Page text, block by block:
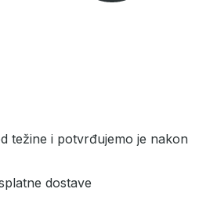
težine i potvrđujemo je nakon
dostave